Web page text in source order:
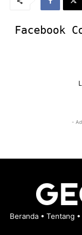
Facebook
-
Beranda • Tentang •